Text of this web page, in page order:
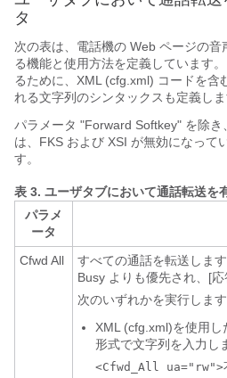
タ
次の表は、電話機の Web ページの
る機能と使用方法を定義しています
るために、XML (cfg.xml) コードを含
れる文字列のシンタックスも定義しま
パラメータ "Forward Softkey" を除き
は、FKS および XSI が無効になって
す。
表 3. ユーザタブにおいて通話転送を
パラメ
ータ
Cfwd All
すべての通話を転送しま
Busy よりも優先され、[応
次のいずれかを実行します
XML (cfg.xml)を使用
形式で文字列を入力し
<Cfwd_All ua="rw">